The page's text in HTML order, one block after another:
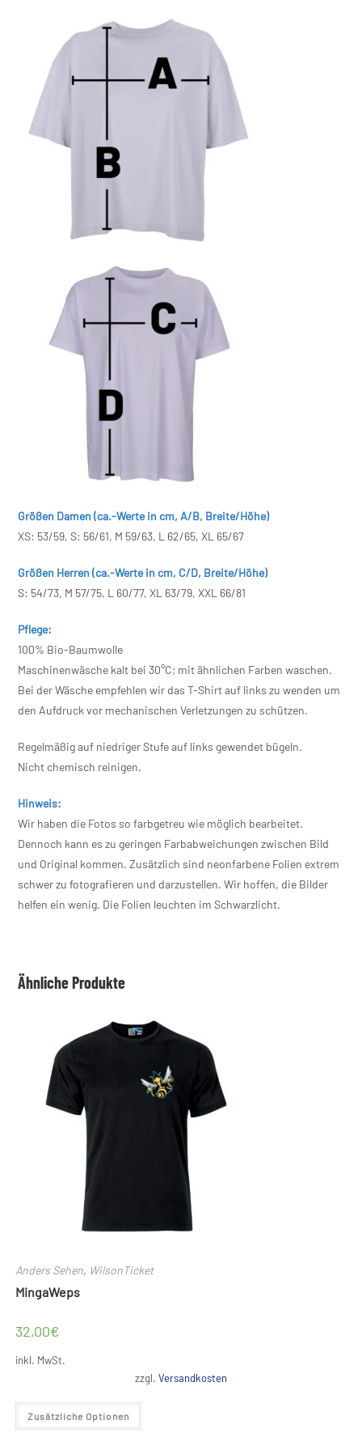
Größen Damen (ca.-Werte in cm, A/B, Breite/Höhe)
XS: 53/59, S: 56/61, M 59/63, L 62/65, XL 65/67
Größen Herren (ca.-Werte in cm, C/D, Breite/Höhe)
S: 54/73, M 57/75, L 60/77, XL 63/79, XXL 66/81
Pflege:
100% Bio-Baumwolle
Maschinenwäsche kalt bei 30°C; mit ähnlichen Farben waschen.
Bei der Wäsche empfehlen wir das T-Shirt auf links zu wenden um
den Aufdruck vor mechanischen Verletzungen zu schützen.
Regelmäßig auf niedriger Stufe auf links gewendet bügeln.
Nicht chemisch reinigen.
Hinweis:
Wir haben die Fotos so farbgetreu wie möglich bearbeitet.
Dennoch kann es zu geringen Farbabweichungen zwischen Bild
und Original kommen. Zusätzlich sind neonfarbene Folien extrem
schwer zu fotografieren und darzustellen. Wir hoffen, die Bilder
helfen ein wenig. Die Folien leuchten im Schwarzlicht.
Ähnliche Produkte
Anders Sehen, WilsonTicket
MingaWeps
32,00€
inkl. MwSt.
zzgl. Versandkosten
Zusätzliche Optionen
Dieses
weist